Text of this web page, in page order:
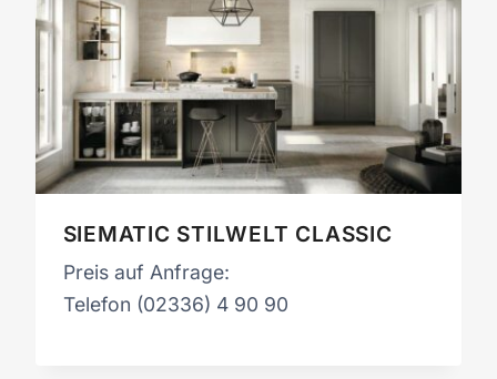
SIEMATIC STILWELT CLASSIC
Preis auf Anfrage:
Telefon (02336) 4 90 90